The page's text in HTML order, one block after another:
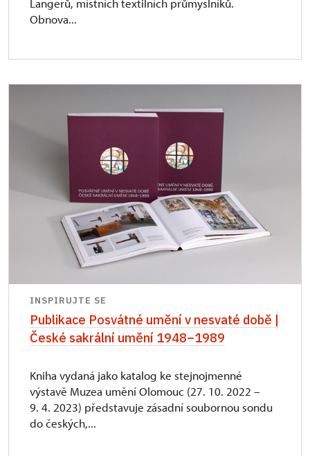
Langerů, místních textilních průmyslníků.
Obnova...
INSPIRUJTE SE
Publikace Posvátné umění v nesvaté době |
České sakrální umění 1948–1989
Kniha vydaná jako katalog ke stejnojmenné
výstavě Muzea umění Olomouc (27. 10. 2022 –
9. 4. 2023) představuje zásadní soubornou sondu
do českých,...